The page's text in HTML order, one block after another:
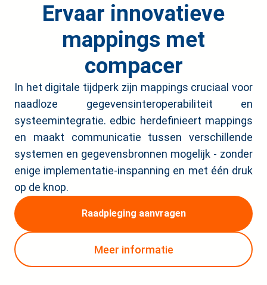
Ervaar innovatieve
mappings met
compacer
In het digitale tijdperk zijn mappings cruciaal voor
naadloze gegevensinteroperabiliteit en
systeemintegratie. edbic herdefinieert mappings
en maakt communicatie tussen verschillende
systemen en gegevensbronnen mogelijk - zonder
enige implementatie-inspanning en met één druk
op de knop.
Raadpleging aanvragen
Meer informatie